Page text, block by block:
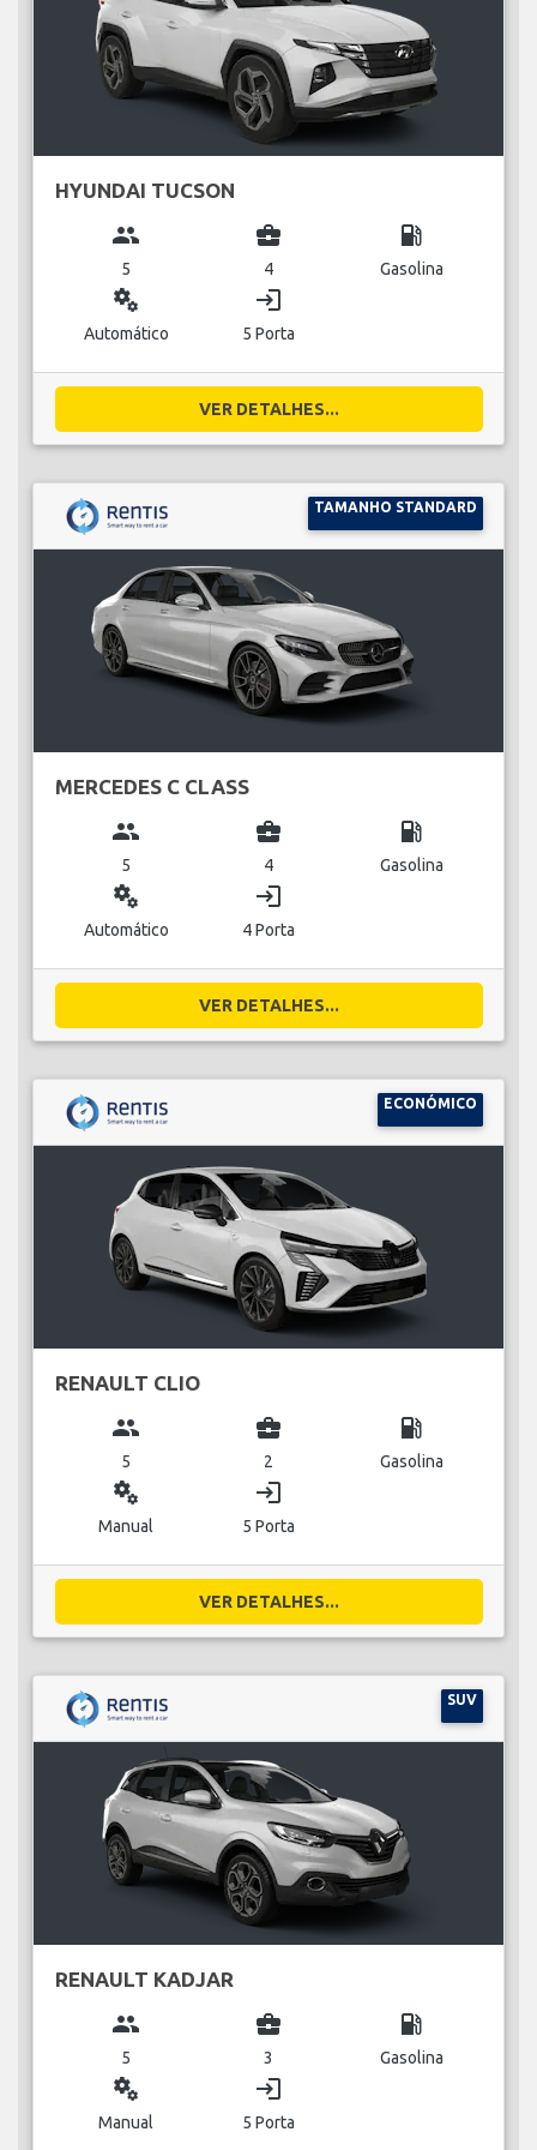
HYUNDAI TUCSON
group
5
business_center
4
local_gas_station
Gasolina
miscellaneous_services
Automático
login
5 Porta
VER DETALHES...
TAMANHO STANDARD
MERCEDES C CLASS
group
5
business_center
4
local_gas_station
Gasolina
miscellaneous_services
Automático
login
4 Porta
VER DETALHES...
ECONÓMICO
RENAULT CLIO
group
5
business_center
2
local_gas_station
Gasolina
miscellaneous_services
Manual
login
5 Porta
VER DETALHES...
SUV
RENAULT KADJAR
group
5
business_center
3
local_gas_station
Gasolina
miscellaneous_services
Manual
login
5 Porta